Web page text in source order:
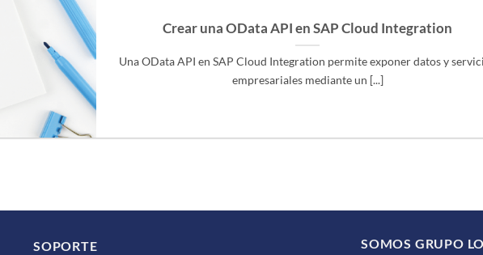
Crear una OData API en SAP Cloud Integration
Una OData API en SAP Cloud Integration permite exponer datos y
empresariales mediante un [...]
SOPORTE SOMOS GRUPO